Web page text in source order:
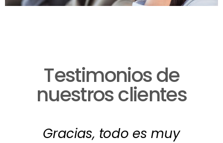
Testimonios de
nuestros clientes
Gracias, todo es muy